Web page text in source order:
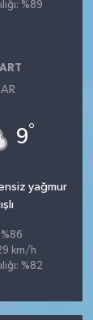
%89
9°
yağmur
km/h
%82